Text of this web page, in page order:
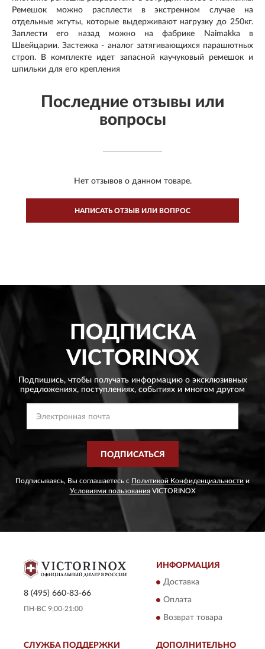
Ремешок можно расплести в экстренном случае на
отдельные жгуты, которые выдерживают нагрузку до 250кг.
Заплести его назад можно на фабрике Naimakka в
Швейцарии. Застежка - аналог затягивающихся парашютных
строп. В комплекте идет запасной каучуковый ремешок и
шпильки для его крепления
Последние отзывы или
вопросы
Нет отзывов о данном товаре.
НАПИСАТЬ ОТЗЫВ ИЛИ ВОПРОС
ПОДПИСКА
VICTORINOX
Подпишись, чтобы получать информацию о эксклюзивных
предложениях, поступлениях, событиях и многом другом
ПОДПИСАТЬСЯ
Подписываясь, Вы соглашаетесь с Политикой Конфиденциальности и
Условиями пользованияVICTORINOX
8 (495) 660-83-66
ПН-ВС 9:00-21:00
ИНФОРМАЦИЯ
Доставка
Оплата
Возврат товара
СЛУЖБА ПОДДЕРЖКИ ДОПОЛНИТЕЛЬНО